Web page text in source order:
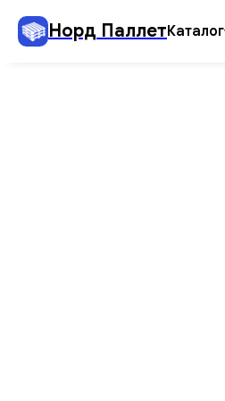
Норд ПаллетКаталог